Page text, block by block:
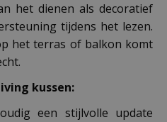
het dienen als decoratief
tijdens het lezen.
het terras of balkon komt
kussen:
een stijlvolle update